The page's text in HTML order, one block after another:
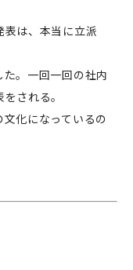
は、本当に立派
。一回一回の社内
される。
化になっているの